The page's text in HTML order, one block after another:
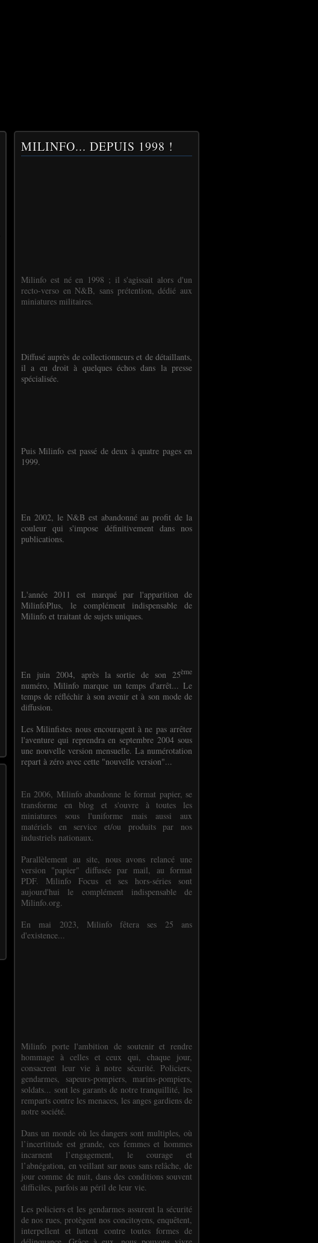
MILINFO... DEPUIS 1998 !
Milinfo est né en 1998 ; il s'agissait alors d'un
recto-verso en N&B, sans prétention, dédié aux
miniatures militaires.
Diffusé auprès de collectionneurs et de détaillants,
il a eu droit à quelques échos dans la presse
spécialisée.
Puis Milinfo est passé de deux à quatre pages en
1999.
En 2002, le N&B est abandonné au profit de la
couleur qui s'impose définitivement dans nos
publications.
L'année 2011 est marqué par l'apparition de
MilinfoPlus, le complément indispensable de
Milinfo et traitant de sujets uniques.
En juin 2004, après la sortie de son 25ème
numéro, Milinfo marque un temps d'arrêt... Le
temps de réfléchir à son avenir et à son mode de
diffusion.
Les Milinfistes nous encouragent à ne pas arrêter
l'aventure qui reprendra en septembre 2004 sous
une nouvelle version mensuelle. La numérotation
repart à zéro avec cette "nouvelle version"...
En 2006, Milinfo abandonne le format papier, se
transforme en blog et s'ouvre à toutes les
miniatures sous l'uniforme mais aussi aux
matériels en service et/ou produits par nos
industriels nationaux.
Parallèlement au site, nous avons relancé une
version "papier" diffusée par mail, au format
PDF. Milinfo Focus et ses hors-séries sont
aujourd'hui le complément indispensable de
Milinfo.org.
En mai 2023, Milinfo fêtera ses 25 ans
d'existence...
Milinfo porte l'ambition de soutenir et rendre
hommage à celles et ceux qui, chaque jour,
consacrent leur vie à notre sécurité. Policiers,
gendarmes, sapeurs-pompiers, marins-pompiers,
soldats... sont les garants de notre tranquillité, les
remparts contre les menaces, les anges gardiens de
notre société.
Dans un monde où les dangers sont multiples, où
l’incertitude est grande, ces femmes et hommes
incarnent l’engagement, le courage et
l’abnégation, en veillant sur nous sans relâche, de
jour comme de nuit, dans des conditions souvent
difficiles, parfois au péril de leur vie.
Les policiers et les gendarmes assurent la sécurité
de nos rues, protègent nos concitoyens, enquêtent,
interpellent et luttent contre toutes formes de